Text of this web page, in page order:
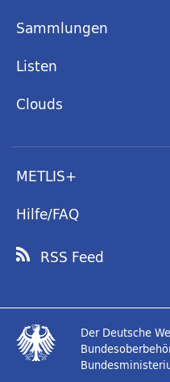
Sammlungen
Listen
Clouds
METLIS+
Hilfe/FAQ
RSS Feed
Der Deutsche